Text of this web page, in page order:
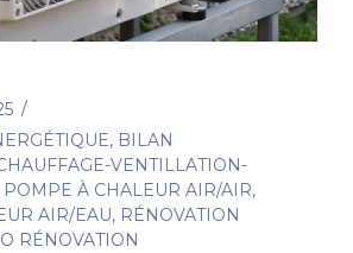
, BILAN
VENTILLATION-
POMPE À CHALEUR AIR/AIR,
AIR/EAU, RÉNOVATION
RÉNOVATION